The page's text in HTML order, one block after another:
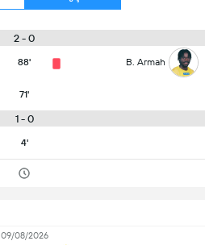
2 - 0
88' B. Armah
71'
1 - 0
4'
09/08/2026